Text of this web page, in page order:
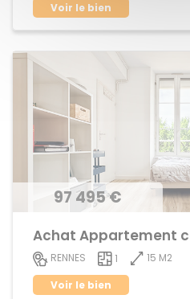
Voir le bien
97 495 €
RENNES 1
15 M2
Voir le bien